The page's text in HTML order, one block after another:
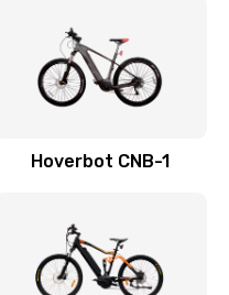
Hoverbot CNB-1